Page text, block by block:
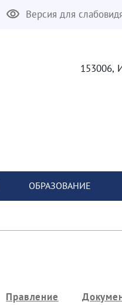
Версия для
153006,
ОБРАЗОВАНИЕ
Правление